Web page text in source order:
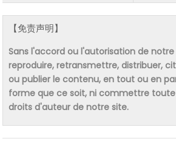
【免责声明】
Sans l'accord ou l'autorisation de
reproduire, retransmettre, distribuer,
ou publier le contenu, en tout ou en
forme que ce soit, ni commettre
droits d'auteur de notre site.